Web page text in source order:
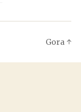
Gora ↑